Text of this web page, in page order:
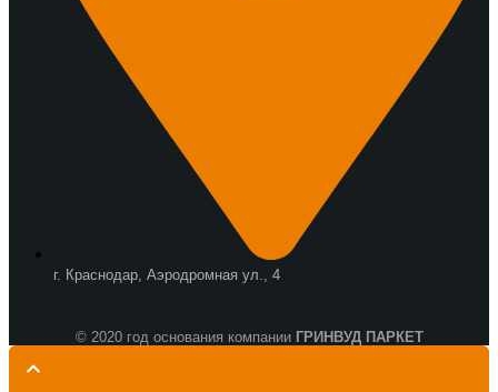
г. Краснодар, Аэродромная ул., 4
© 2020 год основания компании ГРИНВУД ПАРКЕТ